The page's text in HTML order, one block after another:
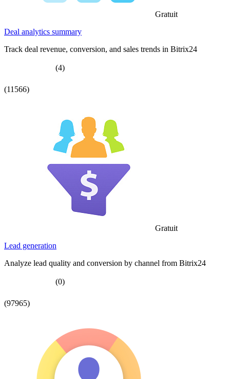
Gratuit
Deal analytics summary
Track deal revenue, conversion, and sales trends in Bitrix24
(4)
(11566)
Gratuit
Lead generation
Analyze lead quality and conversion by channel from Bitrix24
(0)
(97965)